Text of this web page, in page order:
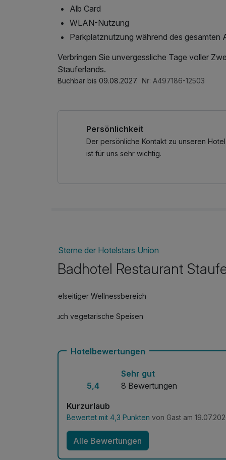
Alb Card
WLAN-Nutzung
Parkplatznutzung während des gesamten
Verbringen Sie unvergessliche Tage voller
Stauferlands.
Buchbar bis 09.08.2027. Nr: A497186-12503
Persönlichkeit
Der persönliche Kontakt zu unseren
ist für uns sehr wichtig.
Sterne der Hotelstars Union
Badhotel Restaurant
Vielseitiger Wellnessbereich
Auch vegetarische Speisen
Hotelbewertungen
5,4
Sehr gut
8 Bewertungen
Kurzurlaub
Bewertet mit 4,3 Punkten von Gast am
Alle Bewertungen